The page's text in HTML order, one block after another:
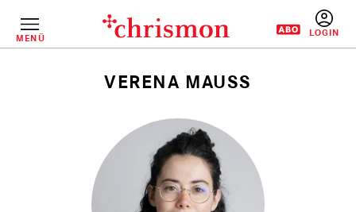
InhaltMENÜ
Pfadnavigation
VERENA MAUSS